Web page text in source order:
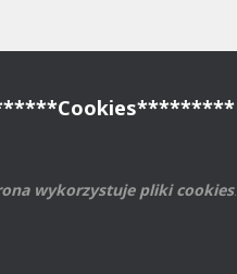
wykorzystuje pliki cookies.